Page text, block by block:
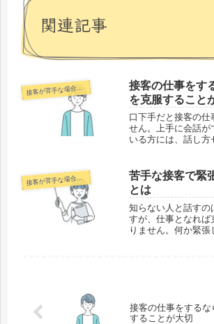
関連記事
接 客が苦手な場合の克服法
接客の仕事をす
を克服すること
口下手だと接客の仕
せん。上手に会話が
いる方には、話し方
しい人にも参加でき
因は、緊張や上が
す。...
接客が苦手な場合の克服法
苦手な接客で緊
とは
知らない人と話すの
すが、仕事となれば
りません。何か緊張
接客の仕事をするな
することが大切